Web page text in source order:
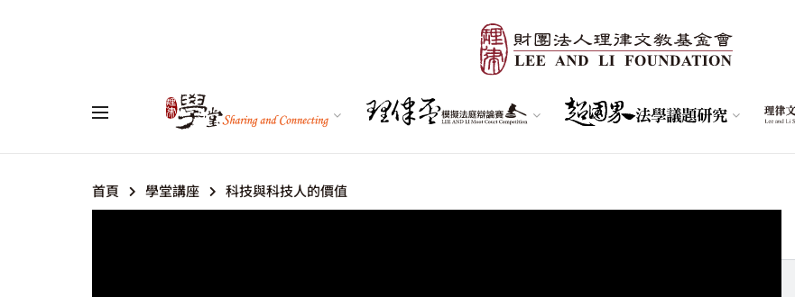
首頁 學堂講座 科技與科技人的價值